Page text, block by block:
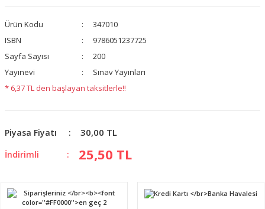
Ürün Kodu
347010
ISBN
9786051237725
Sayfa Sayısı
200
Yayınevi
Sınav Yayınları
* 6,37 TL den başlayan taksitlerle!!
Piyasa Fiyatı 30,00 TL
İndirimli 25,50 TL